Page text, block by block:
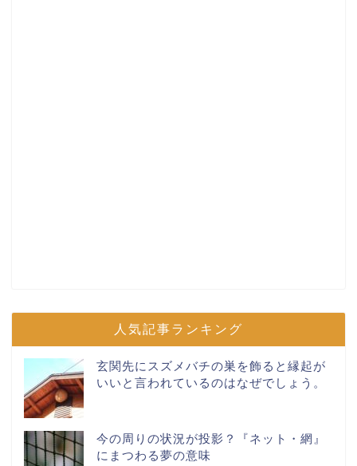
人気記事ランキング
玄関先にスズメバチの巣を飾ると縁起が
いいと言われているのはなぜでしょう。
今の周りの状況が投影？『ネット・網』
にまつわる夢の意味